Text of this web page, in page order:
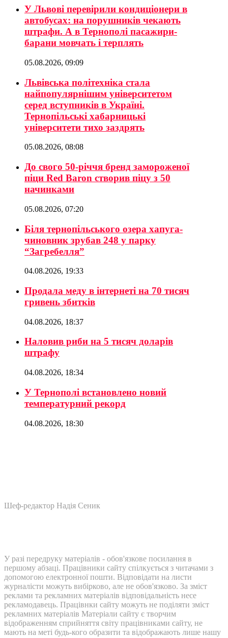
У Львові перевірили кондиціонери в
автобусах: на порушників чекають
штрафи. А в Тернополі пасажири-
барани мовчать і терплять
05.08.2026, 09:09
Львівська політехніка стала
найпопулярнішим університетом
серед вступників в Україні.
Тернопільські хабарницькі
університети тихо заздрять
05.08.2026, 08:08
До свого 50-річчя бренд замороженої
піци Red Baron створив піцу з 50
начинками
05.08.2026, 07:20
Біля тернопільського озера хапуга-
чиновник зрубав 248 у парку
“Загребелля”
04.08.2026, 19:33
Продала меду в інтернеті на 70 тисяч
гривень збитків
04.08.2026, 18:37
Наловив риби на 5 тисяч доларів
штрафу
04.08.2026, 18:34
У Тернополі встановлено новий
температурний рекорд
04.08.2026, 18:30
Шеф-редактор Надія Сеник
У разі передруку матеріалів - обов'язкове посилання в
першому абзаці. Працівники сайту спілкується з читачами з
допомогою електронної пошти. Відповідати на листи
журналісти можуть вибірково, але не обов'язково. За зміст
реклами та рекламних матеріалів відповідальність несе
рекламодавець. Працівнки сайту можуть не поділяти зміст
рекламних матеріалів Матеріали сайту є творчим
відображенням сприйняття світу працівниками сайту, не
мають на меті будь-кого образити та відображають лише нашу